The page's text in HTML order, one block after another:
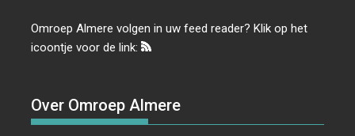
Omroep Almere volgen in uw feed reader? Klik op het
icoontje voor de link:
Over Omroep Almere